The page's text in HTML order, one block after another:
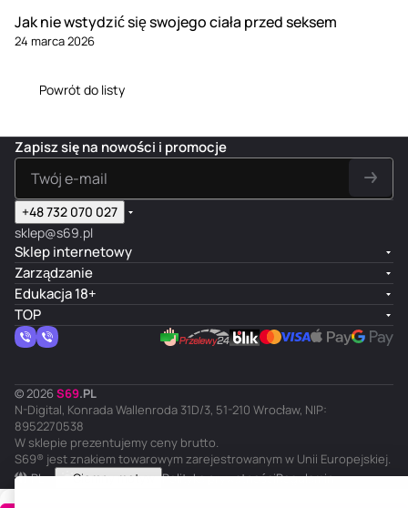
Jak nie wstydzić się swojego ciała przed seksem
24 marca 2026
Powrót do listy
Zapisz się na nowości i promocje
+48 732 070 027
sklep@s69.pl
Sklep internetowy
Zarządzanie
Edukacja 18+
TOP
© 2026 S69.PL
N-Digital, Konrada Wallenroda 31D/3, 51-210 Wrocław, NIP:
8952270538
W sklepie prezentujemy ceny brutto.
S69® jest znakiem towarowym zarejestrowanym w Unii Europejskiej.
PL
Ciemny motyw Polityka prywatnościRegulamin